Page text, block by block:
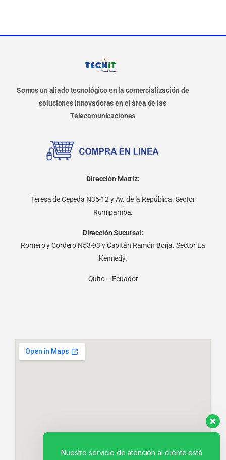
Somos un aliado tecnológico en la comercialización de
soluciones innovadoras en el área de las
Telecomunicaciones
Dirección Matriz:
Teresa de Cepeda N35-12 y Av. de la República. Sector
Rumipamba.
Dirección Sucursal:
Romero y Cordero N53-93 y Capitán Ramón Borja. Sector La
Kennedy.
Quito – Ecuador
Nuestro servicio de atención al cliente está